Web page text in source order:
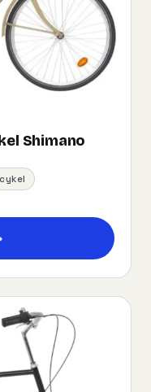
Shimano